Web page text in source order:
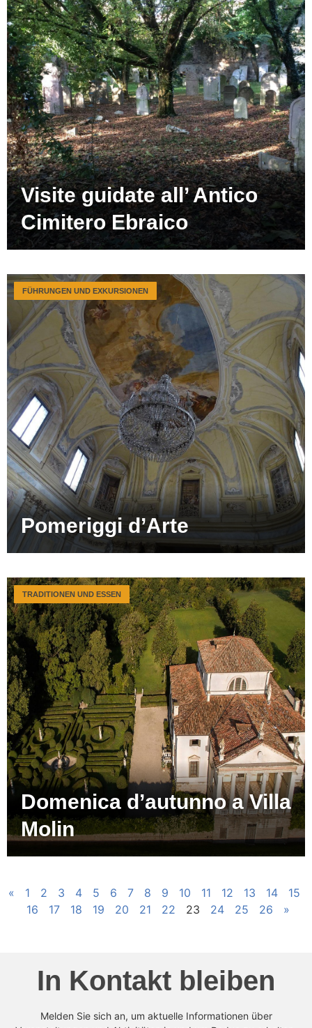
Visite guidate all’ Antico
Cimitero Ebraico
Pomeriggi d’Arte
FÜHRUNGEN UND EXKURSIONEN
Domenica d’autunno a Villa
Molin
TRADITIONEN UND ESSEN
« 1 2 3 4 5 6 7 8 9 10 11 12 13 14
15
16
17 18 19 20 21 22 23 24 25 26 »
In Kontakt bleiben
Melden Sie sich an, um aktuelle Informationen über